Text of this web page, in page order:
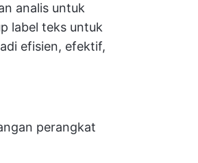
analis untuk
label teks untuk
efisien, efektif,
perangkat